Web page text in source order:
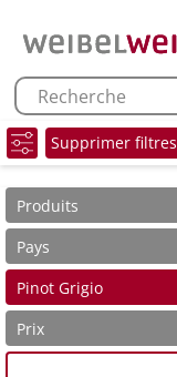
Supprimer filtres
Produits
Pays
Pinot Grigio
Prix